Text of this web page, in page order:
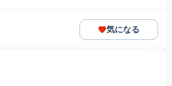
気になる